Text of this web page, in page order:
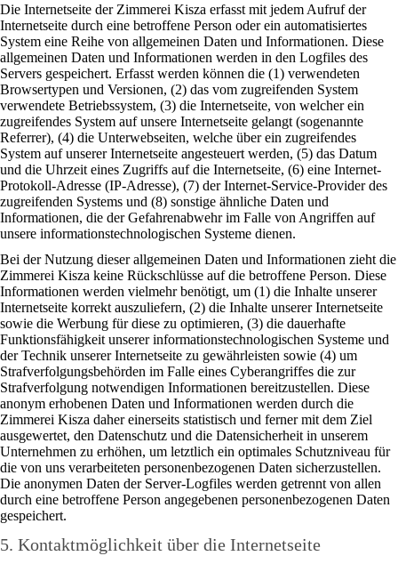
Die Internetseite der Zimmerei Kisza erfasst mit jedem Aufruf der
Internetseite durch eine betroffene Person oder ein automatisiertes
System eine Reihe von allgemeinen Daten und Informationen. Diese
allgemeinen Daten und Informationen werden in den Logfiles des
Servers gespeichert. Erfasst werden können die (1) verwendeten
Browsertypen und Versionen, (2) das vom zugreifenden System
verwendete Betriebssystem, (3) die Internetseite, von welcher ein
zugreifendes System auf unsere Internetseite gelangt (sogenannte
Referrer), (4) die Unterwebseiten, welche über ein zugreifendes
System auf unserer Internetseite angesteuert werden, (5) das Datum
und die Uhrzeit eines Zugriffs auf die Internetseite, (6) eine Internet-
Protokoll-Adresse (IP-Adresse), (7) der Internet-Service-Provider des
zugreifenden Systems und (8) sonstige ähnliche Daten und
Informationen, die der Gefahrenabwehr im Falle von Angriffen auf
unsere informationstechnologischen Systeme dienen.
Bei der Nutzung dieser allgemeinen Daten und Informationen zieht die
Zimmerei Kisza keine Rückschlüsse auf die betroffene Person. Diese
Informationen werden vielmehr benötigt, um (1) die Inhalte unserer
Internetseite korrekt auszuliefern, (2) die Inhalte unserer Internetseite
sowie die Werbung für diese zu optimieren, (3) die dauerhafte
Funktionsfähigkeit unserer informationstechnologischen Systeme und
der Technik unserer Internetseite zu gewährleisten sowie (4) um
Strafverfolgungsbehörden im Falle eines Cyberangriffes die zur
Strafverfolgung notwendigen Informationen bereitzustellen. Diese
anonym erhobenen Daten und Informationen werden durch die
Zimmerei Kisza daher einerseits statistisch und ferner mit dem Ziel
ausgewertet, den Datenschutz und die Datensicherheit in unserem
Unternehmen zu erhöhen, um letztlich ein optimales Schutzniveau für
die von uns verarbeiteten personenbezogenen Daten sicherzustellen.
Die anonymen Daten der Server-Logfiles werden getrennt von allen
durch eine betroffene Person angegebenen personenbezogenen Daten
gespeichert.
5. Kontaktmöglichkeit über die Internetseite